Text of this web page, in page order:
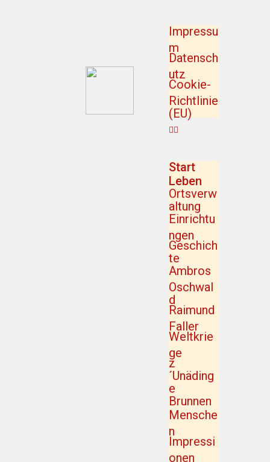
Impressu
m
Datensch
utz
Cookie-
Richtlinie
(EU)
Start
Leben
Ortsverw
altung
Einrichtu
ngen
Geschich
te
Ambros
Oschwal
d
Raimund
Faller
Weltkrie
ge
z
´Unäding
e
Brunnen
Mensche
n
Impressi
onen